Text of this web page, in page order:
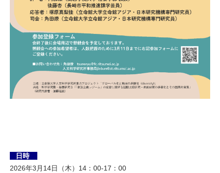
日時
2026年3月14日（木）14：00-17：00